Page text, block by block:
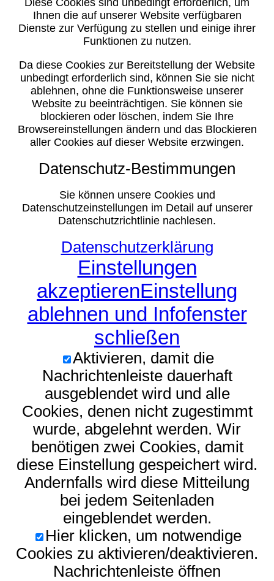
Diese Cookies sind unbedingt erforderlich, um
Ihnen die auf unserer Website verfügbaren
Dienste zur Verfügung zu stellen und einige ihrer
Funktionen zu nutzen.
Da diese Cookies zur Bereitstellung der Website
unbedingt erforderlich sind, können Sie sie nicht
ablehnen, ohne die Funktionsweise unserer
Website zu beeinträchtigen. Sie können sie
blockieren oder löschen, indem Sie Ihre
Browsereinstellungen ändern und das Blockieren
aller Cookies auf dieser Website erzwingen.
Datenschutz-Bestimmungen
Sie können unsere Cookies und
Datenschutzeinstellungen im Detail auf unserer
Datenschutzrichtlinie nachlesen.
Datenschutzerklärung
Einstellungen
akzeptierenEinstellung
ablehnen und Infofenster
schließen
Aktivieren, damit die
Nachrichtenleiste dauerhaft
ausgeblendet wird und alle
Cookies, denen nicht zugestimmt
wurde, abgelehnt werden. Wir
benötigen zwei Cookies, damit
diese Einstellung gespeichert wird.
Andernfalls wird diese Mitteilung
bei jedem Seitenladen
eingeblendet werden.
Hier klicken, um notwendige
Cookies zu aktivieren/deaktivieren.
Nachrichtenleiste öffnen